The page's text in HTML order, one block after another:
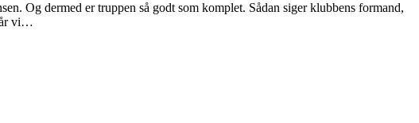
Og dermed er truppen så godt som komplet. Sådan siger klubbens formand,
vi…